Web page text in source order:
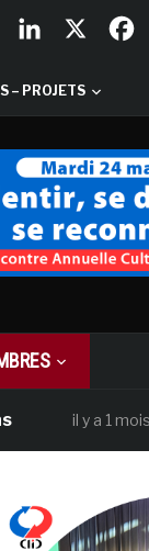
– PROJETS
a 1 mois Dans